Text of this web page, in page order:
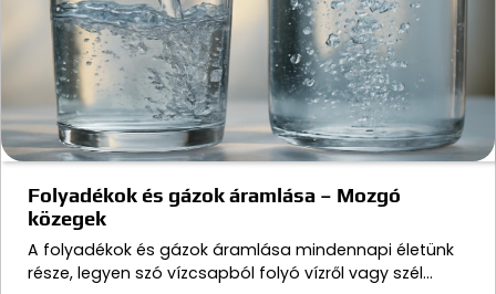
Folyadékok és gázok áramlása – Mozgó
közegek
A folyadékok és gázok áramlása mindennapi életünk
része, legyen szó vízcsapból folyó vízről vagy szél…